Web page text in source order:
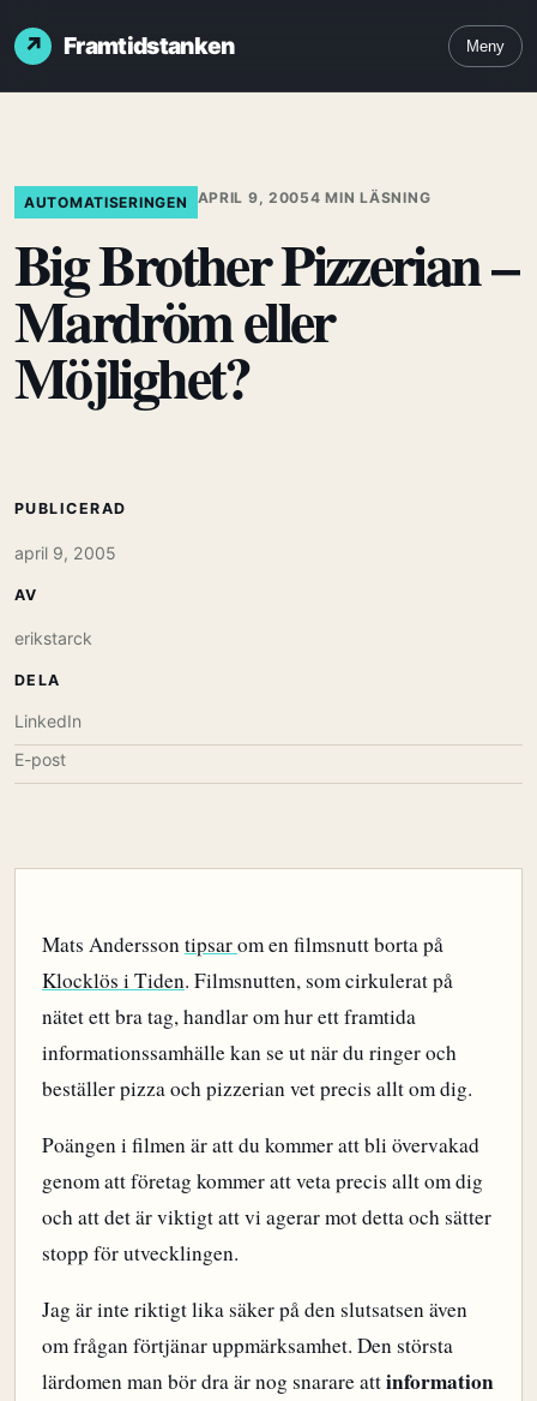
Framtidstanken Meny
AUTOMATISERINGEN APRIL 9, 20054 MIN LÄSNING
Big Brother Pizzerian –
Mardröm eller
Möjlighet?
Mats Andersson tipsarom en filmsnutt borta på
Klocklös i Tiden. Filmsnutten, som cirkulerat på
nätet ett bra tag, handlar om hur ett framtida
informationssamhälle kan se ut när du ringer och
beställer pizza och pizzerian vet precis allt om dig.
Poängen i filmen är att du kommer att bli övervakad
genom att företag kommer att veta precis allt om dig
och att det är viktigt att vi agerar mot detta och sätter
stopp för utvecklingen.
Jag är inte riktigt lika säker på den slutsatsen även
om frågan förtjänar uppmärksamhet. Den största
lärdomen man bör dra är nog snarare attinformation
PUBLICERAD
april 9, 2005
AV
erikstarck
DELA
LinkedIn
E-post